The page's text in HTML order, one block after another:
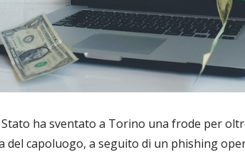
Stato ha sventato a Torino una frode per
del capoluogo, a seguito di un phishing